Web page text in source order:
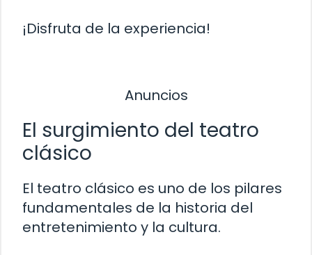
¡Disfruta de la experiencia!
Anuncios
El surgimiento del teatro
clásico
El teatro clásico es uno de los pilares
fundamentales de la historia del
entretenimiento y la cultura.